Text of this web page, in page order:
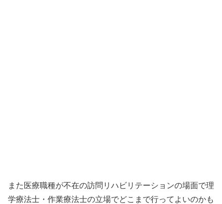
また医療職種が不在の訪問リハビリテーションの場面で理
学療法士・作業療法士の立場でどこまで行ってよいのかも